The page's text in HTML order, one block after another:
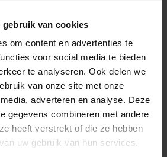
gebruik van cookies
om content en advertenties te
voor social media te bieden
te analyseren. Ook delen we
van onze site met onze
adverteren en analyse. Deze
gegevens combineren met andere
heeft verstrekt of die ze hebben
uw gebruik van hun services.
ruikt, maar ook wat weg heeft
tijd een heerlijke geur in iedere
je hoeft te doen, is een paar
in je diffuser of
en fris